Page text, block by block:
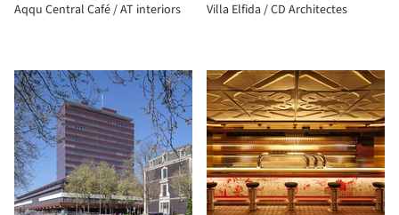
Aqqu Central Café / AT interiors Villa Elfida / CD Architectes